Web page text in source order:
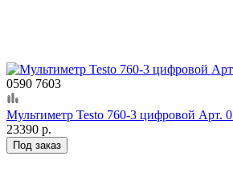
0590 7603
Мультиметр Testo 760-3 цифровой Арт.
23390 р.
Под заказ